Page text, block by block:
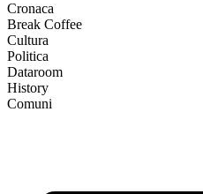
Cronaca
Break Coffee
Cultura
Politica
Dataroom
History
Comuni